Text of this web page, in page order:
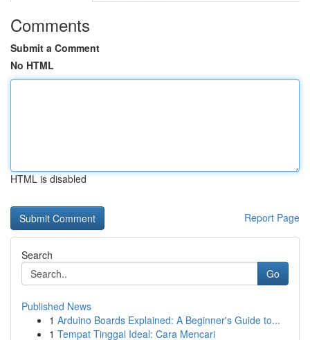
Comments
Submit a Comment
No HTML
HTML is disabled
Report Page
Search
Go
Published News
1 Arduino Boards Explained: A Beginner's Guide to...
1 Tempat Tinggal Ideal: Cara Mencari